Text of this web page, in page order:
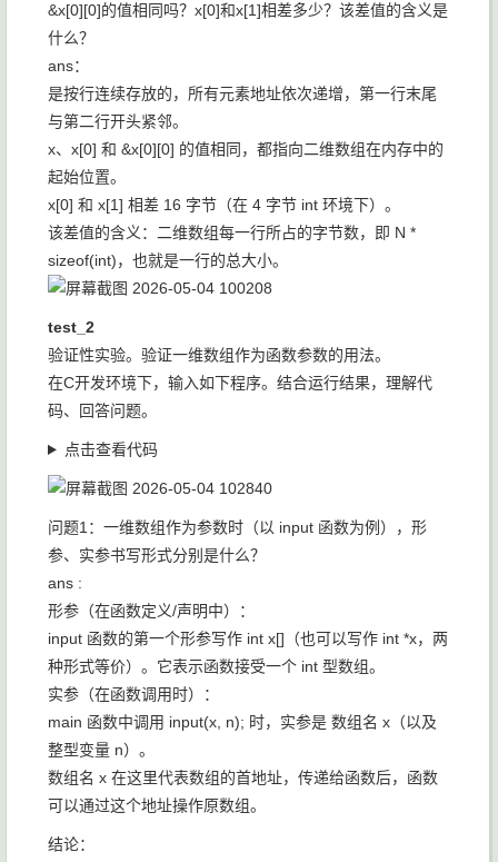
&x[0][0]的值相同吗？x[0]和x[1]相差多少？该差值的含义是
什么？
ans：
是按行连续存放的，所有元素地址依次递增，第一行末尾
与第二行开头紧邻。
x、x[0] 和 &x[0][0] 的值相同，都指向二维数组在内存中的
起始位置。
x[0] 和 x[1] 相差 16 字节（在 4 字节 int 环境下）。
该差值的含义：二维数组每一行所占的字节数，即 N *
sizeof(int)，也就是一行的总大小。
test_2
验证性实验。验证一维数组作为函数参数的用法。
在C开发环境下，输入如下程序。结合运行结果，理解代
码、回答问题。
点击查看代码
问题1：一维数组作为参数时（以 input 函数为例），形
参、实参书写形式分别是什么？
ans :
形参（在函数定义/声明中）：
input 函数的第一个形参写作 int x[]（也可以写作 int *x，两
种形式等价）。它表示函数接受一个 int 型数组。
实参（在函数调用时）：
main 函数中调用 input(x, n); 时，实参是 数组名 x（以及
整型变量 n）。
数组名 x 在这里代表数组的首地址，传递给函数后，函数
可以通过这个地址操作原数组。
结论：